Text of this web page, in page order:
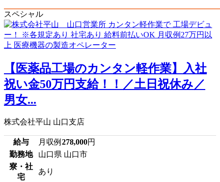
スペシャル
【医薬品工場のカンタン軽作業】入社
祝い金50万円支給！！／土日祝休み／
男女...
株式会社平山 山口支店
給与 月収例 278,000円
勤務地
山口県 山口市
寮・社
宅
あり